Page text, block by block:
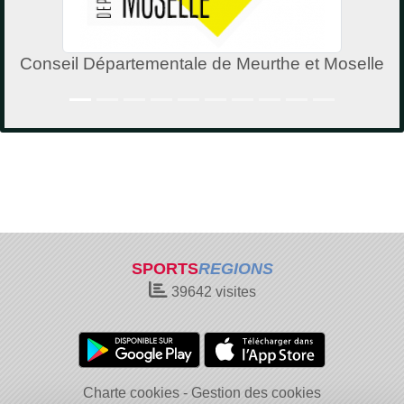
Conseil Départementale de Meurthe et Moselle
SPORTSREGIONS
39642 visites
Charte cookies Gestion des cookies